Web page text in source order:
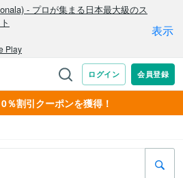
％割引クーポンを獲得！